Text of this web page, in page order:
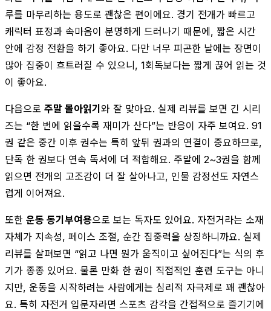
루를 마무리하는 용도로 괜찮은 편이에요. 경기 전개가 빠르고
캐릭터 표정과 속마음이 분명하게 드러나기 때문에, 짧은 시간
안에 감정 전환을 하기 좋아요. 다만 너무 피곤한 날에는 장면이
많아 집중이 흐트러질 수 있으니, 1회독보다는 짧게 끊어 읽는 것
이 좋아요.
다음으로 주말 몰아읽기와 잘 맞아요. 실제 리뷰를 보면 긴 시리
즈는 “한 번에 읽을수록 재미가 산다”는 반응이 자주 보여요. 91
권 같은 중간 이후 권수는 특히 앞뒤 권과의 연결이 중요하므로,
단독 한 권보다 연속 독서에 더 적합해요. 주말에 2~3권을 함께
읽으면 전개의 고조감이 더 잘 살아나고, 인물 감정선도 자연스
럽게 이어져요.
또한 운동 동기부여용으로 보는 독자도 있어요. 자전거라는 소재
자체가 지속성, 페이스 조절, 순간 집중력을 상징하니까요. 실제
리뷰를 살펴보면 “읽고 나면 뭔가 움직이고 싶어진다”는 식의 후
기가 종종 있어요. 물론 만화 한 권이 직접적인 훈련 도구는 아니
지만, 운동을 시작하려는 사람에게는 심리적 자극제로 꽤 괜찮아
요. 특히 자전거 입문자라면 스포츠 감각을 간접적으로 즐기기에